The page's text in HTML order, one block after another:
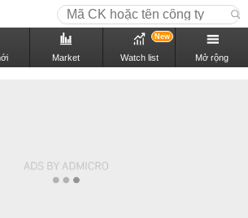
Market Watch list
New
Mở rộng